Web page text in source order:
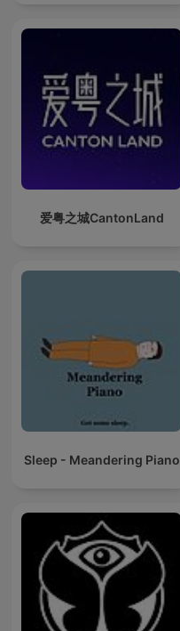
爱粤之城CantonLand
Sleep - Meandering Piano